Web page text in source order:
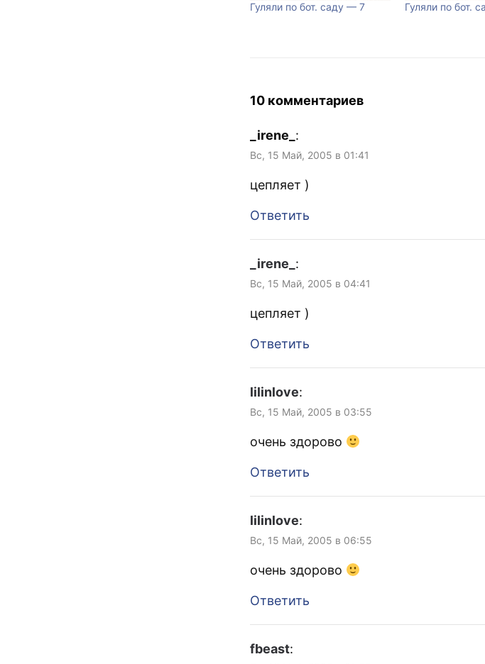
Гуляли по бот. саду — 7 Гуляли по бот.
10 комментариев
_irene_ :
Вс, 15 Май, 2005 в 01:41
цепляет )
Ответить
_irene_ :
Вс, 15 Май, 2005 в 04:41
цепляет )
Ответить
lilinlove:
Вс, 15 Май, 2005 в 03:55
очень здорово
Ответить
lilinlove:
Вс, 15 Май, 2005 в 06:55
очень здорово
Ответить
fbeast: